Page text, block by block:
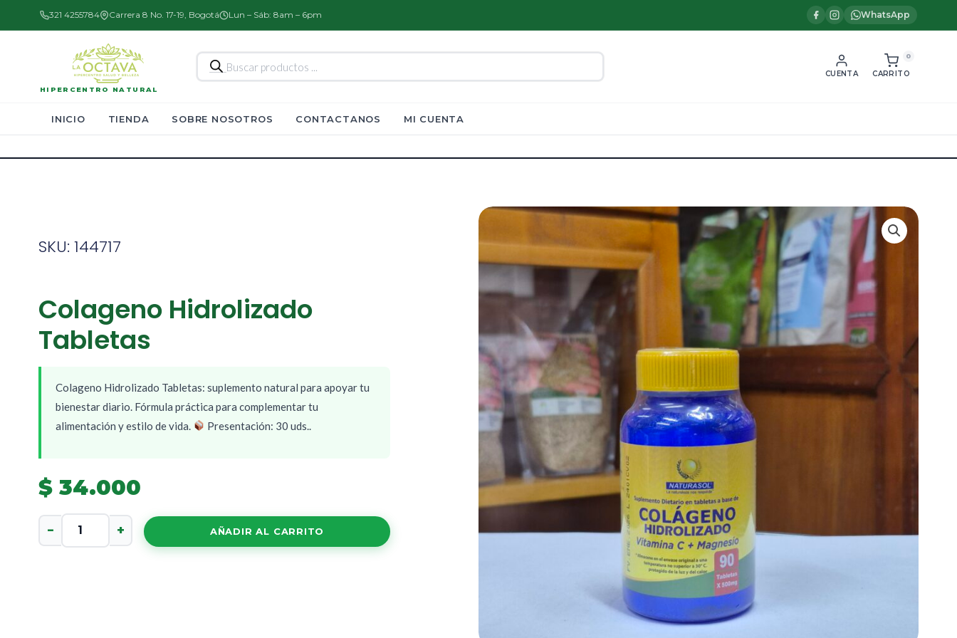
321 4255784 Carrera 8 No. 17-19, Bogotá Lun – Sáb: 8am – 6pm WhatsApp
HIPERCENTRO NATURAL
Búsqueda
de
productos
CUENTA
0
CARRITO
INICIO TIENDA SOBRE NOSOTROS CONTACTANOS MI CUENTA
SKU: 144717
Colageno Hidrolizado
Tabletas
Colageno Hidrolizado Tabletas: suplemento natural para apoyar tu
bienestar diario. Fórmula práctica para complementar tu
alimentación y estilo de vida.
Presentación: 30 uds..
$34.000
Colageno
Hidrolizado
Tabletas
− + AÑADIR AL CARRITO